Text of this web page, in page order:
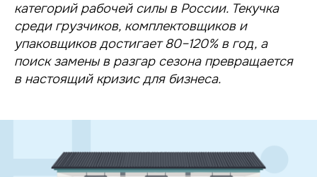
категорий рабочей силы в России. Текучка
среди грузчиков, комплектовщиков и
упаковщиков достигает 80–120% в год, а
поиск замены в разгар сезона превращается
в настоящий кризис для бизнеса.